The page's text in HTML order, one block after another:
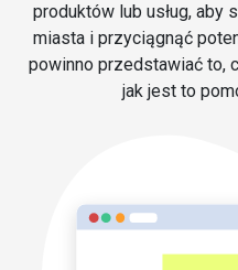
produktów lub usług, aby
miasta i przyciągnąć
powinno przedstawiać to,
jak jest to